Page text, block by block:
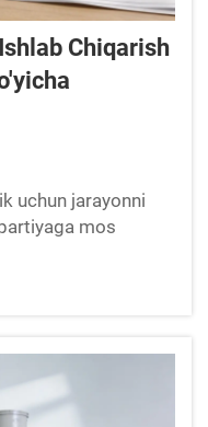
Chiqarish
uchun jarayonni
mos
shakllantirish va
shakllantirish —
bosqichini